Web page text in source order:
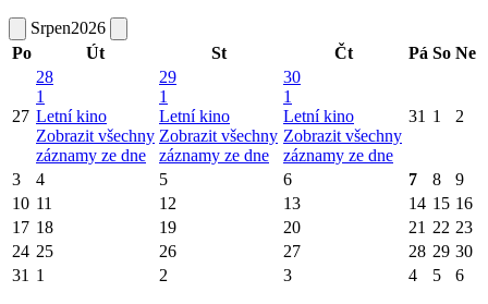
Srpen2026
Po
Út St Čt Pá So Ne
27
28
1
Letní kino
Zobrazit všechny
záznamy ze dne
29
1
Letní kino
Zobrazit všechny
záznamy ze dne
30
1
Letní kino
Zobrazit všechny
záznamy ze dne
31 1 2
3 4 5 6 7 8
9
10 11 12 13 14 15 16
17 18 19 20 21 22 23
24 25 26 27 28 29 30
31 1 2 3 4 5 6